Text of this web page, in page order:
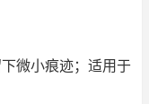
微小痕迹；适用于